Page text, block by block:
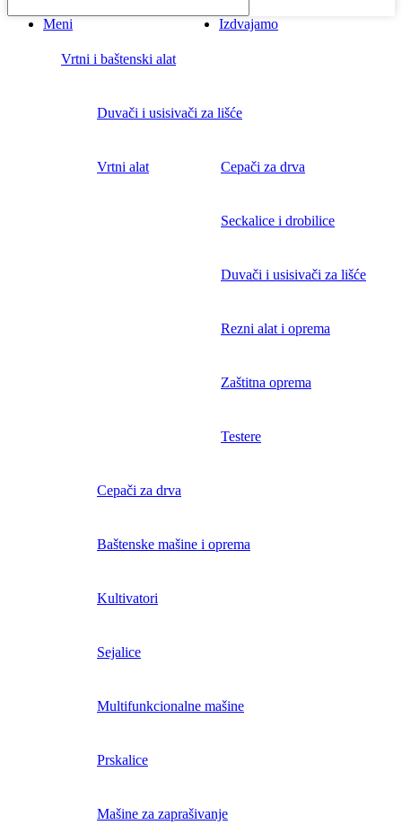
Meni Izdvajamo
Vrtni i baštenski alat
Duvači i usisivači za lišće
Vrtni alat Cepači za drva
Seckalice i drobilice
Duvači i usisivači za lišće
Rezni alat i oprema
Zaštitna oprema
Testere
Cepači za drva
Baštenske mašine i oprema
Kultivatori
Sejalice
Multifunkcionalne mašine
Prskalice
Mašine za zaprašivanje